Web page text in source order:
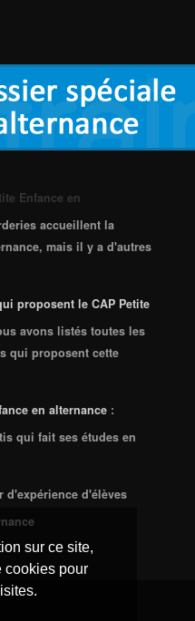
sur ce site,
cookies pour
Enfance en
accueillent la
mais il y a d'autres
proposent le CAP Petite
avons listés toutes les
qui proposent cette
en alternance :
qui fait ses études en
d'expérience d'élèves